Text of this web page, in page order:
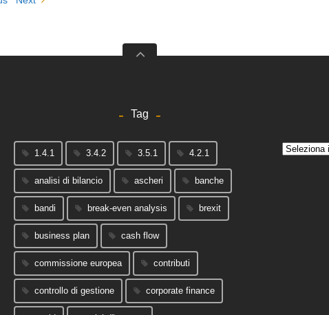
Tag
1.4.1 3.4.2 3.5.1 4.2.1
analisi di bilancio ascheri banche
bandi break-even analysis brexit
business plan cash flow
commissione europea contributi
controllo di gestione corporate finance
Archivi